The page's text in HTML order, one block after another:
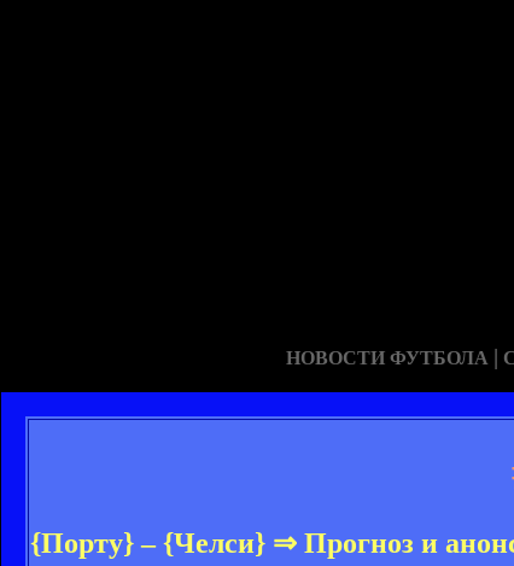
НОВОСТИ ФУТБОЛА |
{Порту} – {Челси} ⇒ Прогноз и